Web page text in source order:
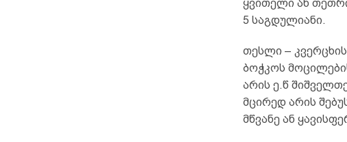
ყვითელი ან
5 საგდულიანი.
თესლი –
ბოჭკოს
არის ე.წ
მცირედ არის
მწვანე ან